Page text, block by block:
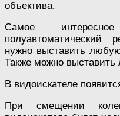
объектива.
Самое
нужно выставить
Также можно
В видоискателе
При смещении